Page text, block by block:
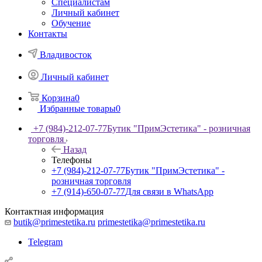
Специалистам
Личный кабинет
Обучение
Контакты
Владивосток
Личный кабинет
Корзина0
Избранные товары0
+7 (984)-212-07-77Бутик "ПримЭстетика" - розничная
торговля
Назад
Телефоны
+7 (984)-212-07-77Бутик "ПримЭстетика" -
розничная торговля
+7 (914)-650-07-77Для связи в WhatsApp
Контактная информация
butik@primestetika.ru primestetika@primestetika.ru
Telegram